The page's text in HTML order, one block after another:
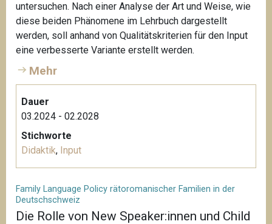
untersuchen. Nach einer Analyse der Art und Weise, wie
diese beiden Phänomene im Lehrbuch dargestellt
werden, soll anhand von Qualitätskriterien für den Input
eine verbesserte Variante erstellt werden.
Mehr
Dauer
03.2024 - 02.2028
Stichworte
Didaktik, Input
Family Language Policy rätoromanischer Familien in der
Deutschschweiz
Die Rolle von New Speaker:innen und Child